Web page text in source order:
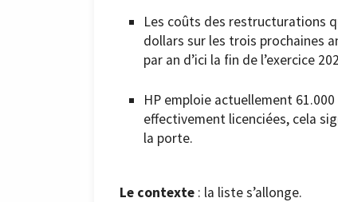
Les coûts des restructurations
dollars sur les trois prochaines
par an d’ici la fin de l’exercice
HP emploie actuellement
effectivement licenciées, cela
la porte.
Le contexte : la liste s’allonge.